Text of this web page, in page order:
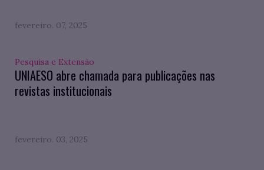
fevereiro. 07, 2025
Pesquisa e Extensão
UNIAESO abre chamada para publicações nas
revistas institucionais
fevereiro. 03, 2025